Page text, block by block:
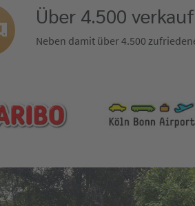
Über 4.500
Neben damit über 4.500